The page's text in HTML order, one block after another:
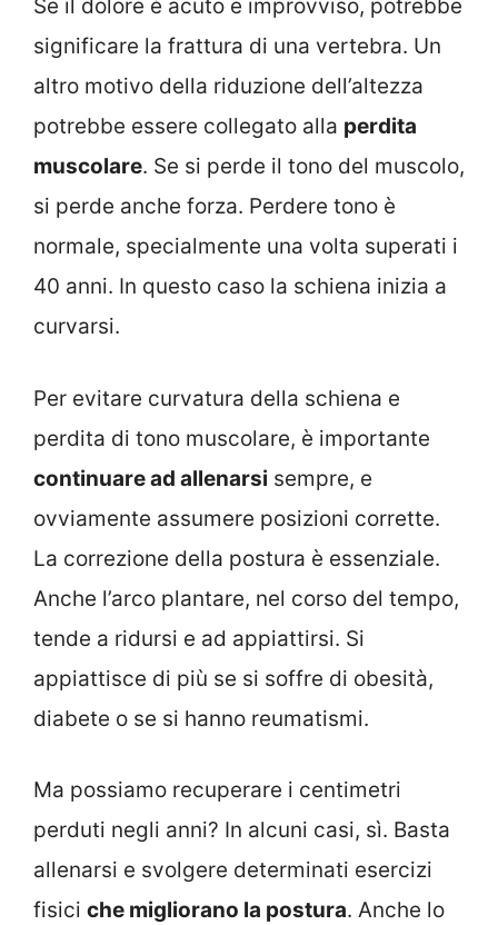
Se il dolore è acuto e improvviso, potrebbe
significare la frattura di una vertebra. Un
altro motivo della riduzione dell’altezza
potrebbe essere collegato alla perdita
muscolare. Se si perde il tono del muscolo,
si perde anche forza. Perdere tono è
normale, specialmente una volta superati i
40 anni. In questo caso la schiena inizia a
curvarsi.
Per evitare curvatura della schiena e
perdita di tono muscolare, è importante
continuare ad allenarsi sempre, e
ovviamente assumere posizioni corrette.
La correzione della postura è essenziale.
Anche l’arco plantare, nel corso del tempo,
tende a ridursi e ad appiattirsi. Si
appiattisce di più se si soffre di obesità,
diabete o se si hanno reumatismi.
Ma possiamo recuperare i centimetri
perduti negli anni? In alcuni casi, sì. Basta
allenarsi e svolgere determinati esercizi
fisici che migliorano la postura. Anche lo